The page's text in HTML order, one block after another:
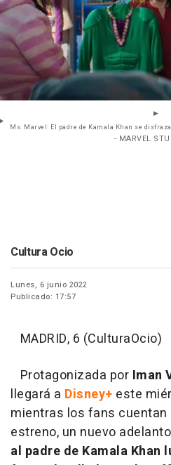
Ms. Marvel: El padre de Kamala Khan se
- MARVEL
Cultura Ocio
Lunes, 6 junio 2022
Publicado: 17:57
MADRID, 6 (CulturaOcio)
Protagonizada por Iman
llegará a Disney+ este
mientras los fans cuentan
estreno, un nuevo
al padre de Kamala Khan